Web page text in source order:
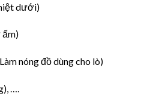
dưới)
ấm)
nóng đồ dùng cho lò)
….